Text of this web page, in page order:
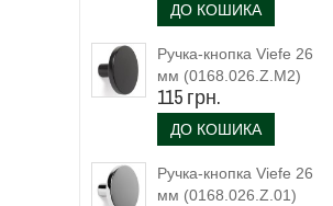
ДО КОШИКА
Ручка-кнопка Viefe 26
мм (0168.026.Z.M2)
чорний матовий
115 грн.
ДО КОШИКА
Ручка-кнопка Viefe 26
мм (0168.026.Z.01)